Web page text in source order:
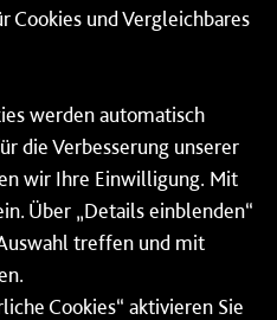
ab 18 Uhr sowie an
ganztags werden Ihre
an ein Callcenter des
Dort erhalten Sie
Fahrplan bzw. zu
und Vergleichbares
werden automatisch
die Verbesserung unserer
wir Ihre Einwilligung. Mit
Über „Details einblenden“
treffen und mit
Cookies“ aktivieren Sie